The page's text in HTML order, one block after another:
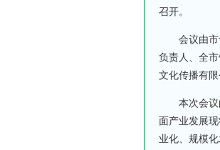
召开。
会议由市食
负责人、全
文化传播有
本次会议的
面产业发展
业化、规模